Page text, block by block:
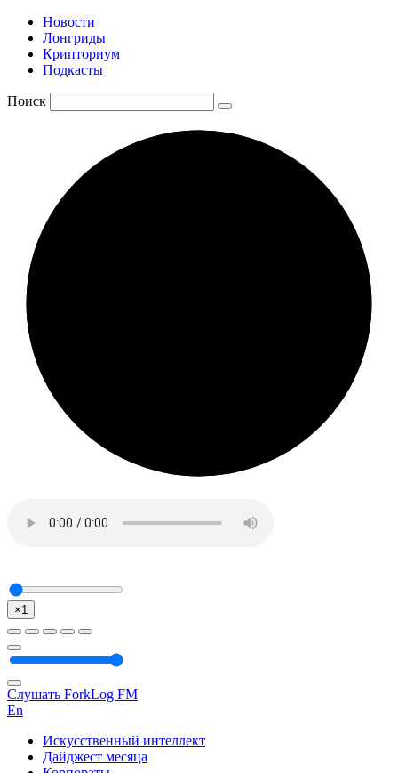
Новости
Лонгриды
Крипториум
Подкасты
Поиск
×1
Слушать ForkLog FM
En
Искусственный интеллект
Дайджест месяца